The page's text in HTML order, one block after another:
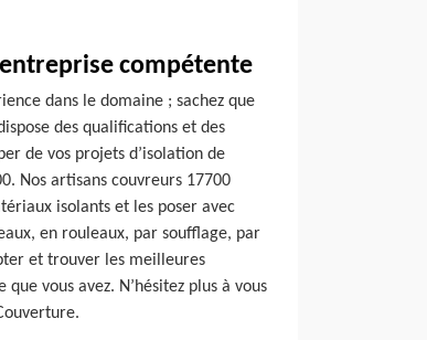
entreprise compétente
dans le domaine ; sachez que
des qualifications et des
de vos projets d’isolation de
Nos artisans couvreurs 17700
isolants et les poser avec
en rouleaux, par soufflage, par
et trouver les meilleures
vous avez. N’hésitez plus à vous